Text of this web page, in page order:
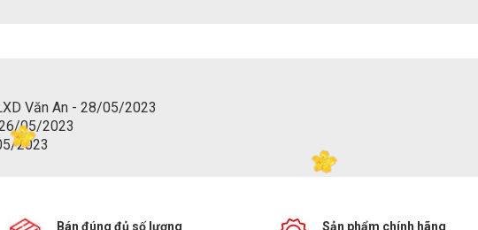
Văn An - 28/05/2023
05/2023
2023
Bán đúng đủ số lượng
Sản phẩm chính hãng